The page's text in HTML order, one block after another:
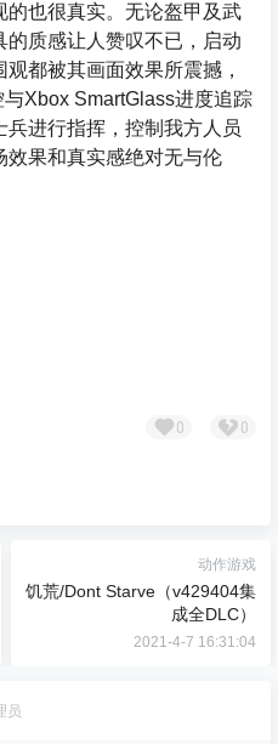
也很真实。无论盔甲及武
质感让人赞叹不已，启动
都被其画面效果所震撼，
Xbox SmartGlass进度追踪
进行指挥，控制我方人员
效果和真实感绝对无与伦
0 0
动作游戏
饥荒/Dont Starve（v429404集
成全DLC）
2021-4-7 16:31:04
员